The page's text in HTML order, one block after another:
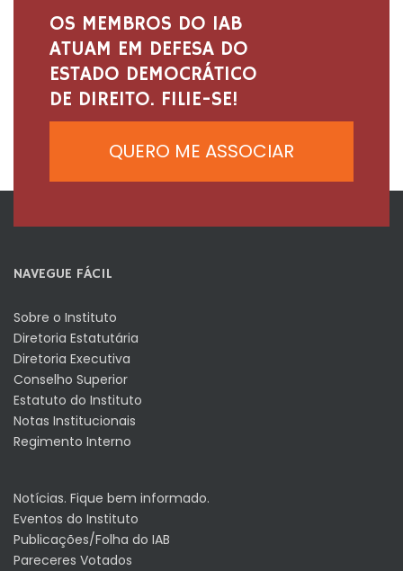
OS MEMBROS DO IAB
ATUAM EM DEFESA DO
ESTADO DEMOCRÁTICO
DE DIREITO. FILIE-SE!
QUERO ME ASSOCIAR
NAVEGUE FÁCIL
Sobre o Instituto
Diretoria Estatutária
Diretoria Executiva
Conselho Superior
Estatuto do Instituto
Notas Institucionais
Regimento Interno
Notícias. Fique bem informado.
Eventos do Instituto
Publicações/Folha do IAB
Pareceres Votados